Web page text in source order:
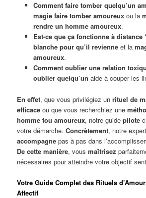
Comment faire tomber quelqu’un
magie faire tomber amoureuxou la
rendre un homme amoureux.
Est-ce que ça fonctionne à distance
blanche pour qu’il revienneet la
amoureux.
Comment oublier une relation
oublier quelqu’un aide à couper les
En effet, que vous privilégiez unrituel de
efficace ou que vous recherchiez une
homme fou amoureux, notre guidepilote
votre démarche.Concrètement, notre
accompagne pas à pas dans
De cette manière, vousmaîtrisez
nécessaires pour atteindre votre objectif
Votre Guide Complet des Rituels
Affectif